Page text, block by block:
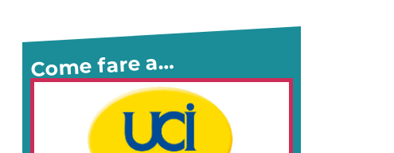
Come fare a…